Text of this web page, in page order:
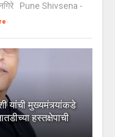
Pune Shivsena -
यांची मुख्यमंत्र्यांकडे
हस्तक्षेपाची